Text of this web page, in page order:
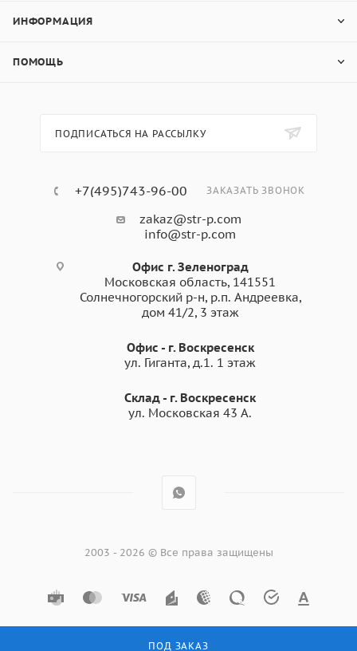
ПОД ЗАКАЗ
Фиброцементный сайдинг
3000x190x10 Серо-бежевый
- область применения:
Декоративная облицовка фасадов загородных
Отделка свесов кровли
Для оформления беседок, террас, веранд
Возведение многоэтажных домов
Ремонт ветхого жилого фонда
Строительство коммерческой недвижимости.
Преимущества
фибросайдинга Бетэко
Простой монтаж и надежное соединение «шип-
требуется отдельный уход после монтажа.
Покрытие полиуретан c фактурой дерева серо-
бежевого цвета RAL 1019.
ИНФОРМАЦИЯ
ПОМОЩЬ
ПОДПИСАТЬСЯ НА РАССЫЛКУ
+7(495)743-96-00 ЗАКАЗАТЬ ЗВОНОК
zakaz@str-p.com
info@str-p.com
Офис г. Зеленоград
Московская область, 141551
Солнечногорский р-н, р.п. Андреевка,
дом 41/2, 3 этаж
Офис - г. Воскресенск
ул. Гиганта, д.1. 1 этаж
Склад - г. Воскресенск
ул. Московская 43 А.
2003 - 2026 © Все права защищены